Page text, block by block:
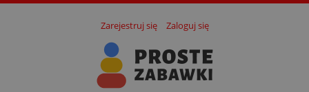
Zarejestruj się Zaloguj się